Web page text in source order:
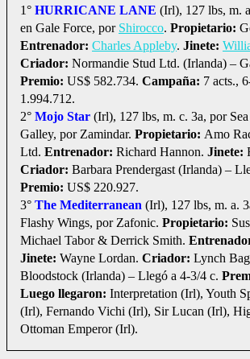
1° HURRICANE LANE (Irl), 127 lbs, m.
en Gale Force, por Shirocco. Propietario:
Entrenador: Charles Appleby. Jinete:
Criador: Normandie Stud Ltd. (Irlanda) –
Premio: US$ 582.734. Campaña: 7 acts.,
1.994.712.
2° Mojo Star (Irl), 127 lbs, m. c. 3a, por Sea
Galley, por Zamindar. Propietario: Amo
Ltd. Entrenador: Richard Hannon. Jinete:
Criador: Barbara Prendergast (Irlanda) –
Premio: US$ 220.927.
3° The Mediterranean (Irl), 127 lbs, m. a.
Flashy Wings, por Zafonic. Propietario:
Michael Tabor & Derrick Smith.
Jinete: Wayne Lordan. Criador: Lynch
Bloodstock (Irlanda) – Llegó a 4-3/4 c.
Luego llegaron: Interpretation (Irl), Youth
(Irl), Fernando Vichi (Irl), Sir Lucan (Irl),
Ottoman Emperor (Irl).